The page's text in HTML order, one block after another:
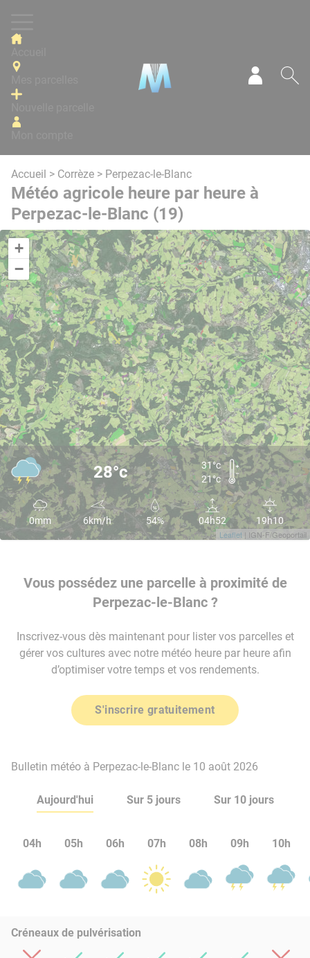
Accueil > Corrèze > Perpezac-le-Blanc
Météo agricole heure par heure à
Perpezac-le-Blanc (19)
+
−
Leaflet | IGN-F/Geoportail
28°c
31°c
21°c
0mm 6km/h 54% 04h52 19h10
Vous possédez une parcelle à proximité de
Perpezac-le-Blanc ?
Inscrivez-vous dès maintenant pour lister vos parcelles et
gérer vos cultures avec notre météo heure par heure afin
d’optimiser votre temps et vos rendements.
S'inscrire gratuitement
Bulletin météo à Perpezac-le-Blanc le 10 août 2026
Aujourd'hui Sur 5 jours Sur 10 jours
04h 05h 06h 07h 08h 09h 10h
Créneaux de pulvérisation